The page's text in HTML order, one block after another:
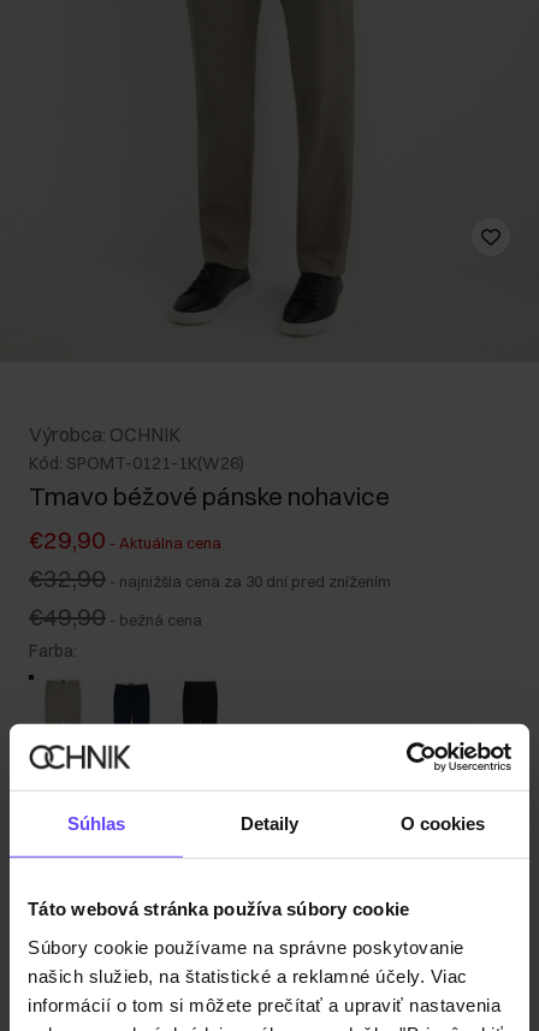
Súhlas Detaily O cookies
Táto webová stránka používa súbory cookie
Súbory cookie používame na správne poskytovanie
našich služieb, na štatistické a reklamné účely. Viac
informácií o tom si môžete prečítať a upraviť nastavenia
Výrobca: OCHNIK
Kód: SPOMT-0121-1K(W26)
Tmavo béžové pánske nohavice
€29,90 - Aktuálna cena
€32,90 - najnižšia cena za 30 dní pred znížením
€49,90 - bežná cena
Farba:
Tabuľka veľkostí
Vyberte veľkosť
Popis produktu
Detaily